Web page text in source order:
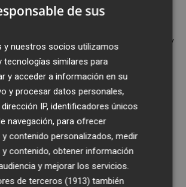
de Tous, en el
de Valencia, en los
ferroviarios de Angrois y
Dana. Y pasa en todo el
aquí.
la responsabilidad
no hace bien a nadie.
familias, a las que ya no les
Necesitan una condena
de sus
y nuestros socios utilizamos
tecnologías similares para
y acceder a información en su
y procesar datos personales,
IP, identificadores únicos
navegación, para ofrecer
y contenido personalizados, medir
y contenido, obtener información
y mejorar los servicios.
de terceros (1913) también